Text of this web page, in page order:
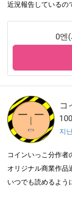
近況報告しているの
0엔
지
コインいっこ分作者
オリジナル商業作品
いつでも読めるよう